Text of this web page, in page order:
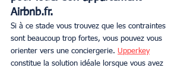
Airbnb.fr.
Si à ce stade vous trouvez que les contraintes
sont beaucoup trop fortes, vous pouvez vous
orienter vers une conciergerie. Upperkey
constitue la solution idéale lorsque vous avez